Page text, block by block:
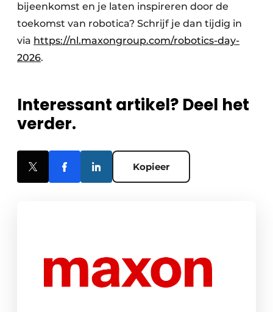
bijeenkomst en je laten inspireren door de
toekomst van robotica? Schrijf je dan tijdig in
via https://nl.maxongroup.com/robotics-day-
2026.
Interessant artikel? Deel het
verder.
Kopieer